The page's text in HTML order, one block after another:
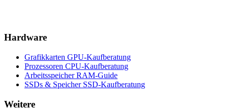
Hardware
Grafikkarten GPU-Kaufberatung
Prozessoren CPU-Kaufberatung
ArbeitsspeicherRAM-Guide
SSDs & Speicher SSD-Kaufberatung
Weitere